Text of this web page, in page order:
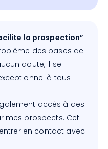
la prospection”
des bases de
doute, il se
à tous
accès à des
mes prospects. Cet
en contact avec